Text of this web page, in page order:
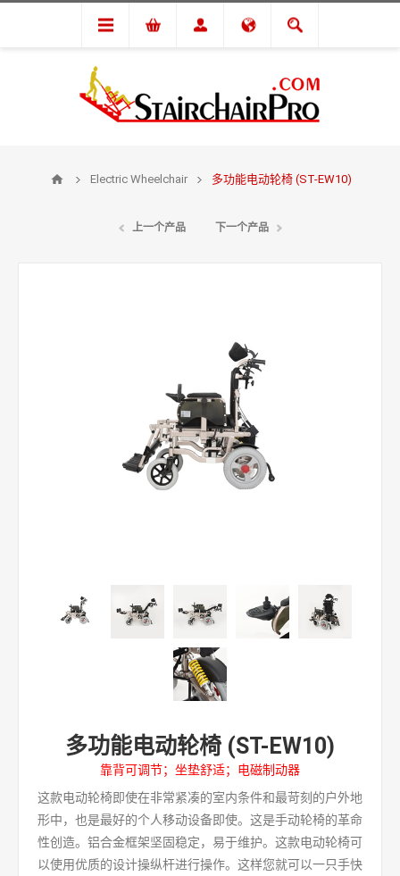
Electric Wheelchair 多功能电动轮椅 (ST-EW10)
上一个产品 下一个产品
多功能电动轮椅 (ST-EW10)
靠背可调节；坐垫舒适；电磁制动器
这款电动轮椅即使在非常紧凑的室内条件和最苛刻的户外地
形中，也是最好的个人移动设备即使。这是手动轮椅的革命
性创造。铝合金框架坚固稳定，易于维护。这款电动轮椅可
以使用优质的设计操纵杆进行操作。这样您就可以一只手快